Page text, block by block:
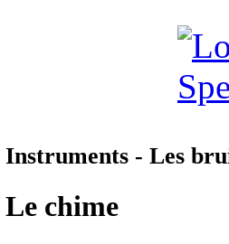
Instruments - Les
Le chime